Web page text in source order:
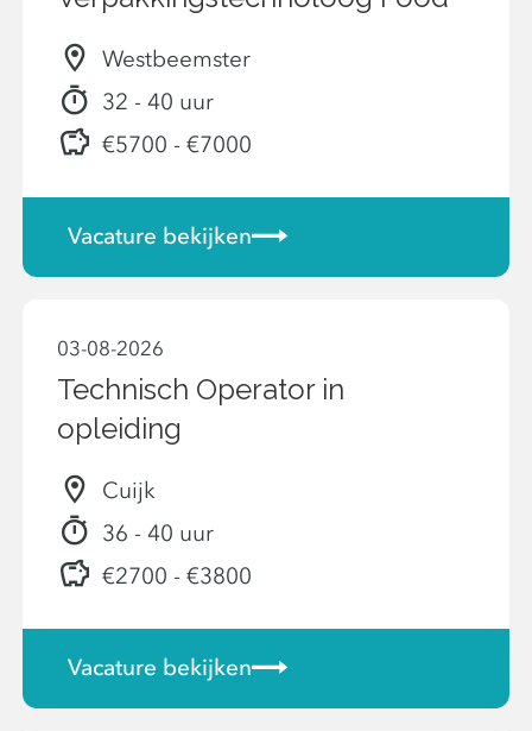
Westbeemster
32 - 40 uur
€5700 - €7000
Vacature bekijken
03-08-2026
Technisch Operator in
opleiding
Cuijk
36 - 40 uur
€2700 - €3800
Vacature bekijken